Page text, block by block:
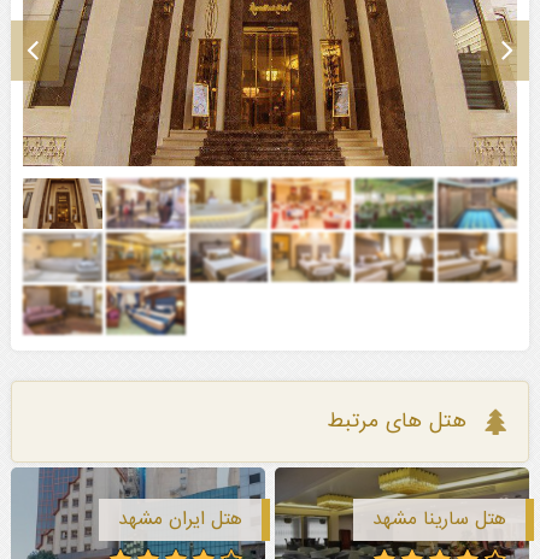
هتل های مرتبط
هتل سارینا مشهد هتل ایران مشهد